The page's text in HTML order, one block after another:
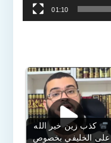
01:10
كذب زين خير الله
على الخليفي بخصوص